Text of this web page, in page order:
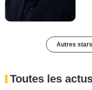
Autres
Toutes les